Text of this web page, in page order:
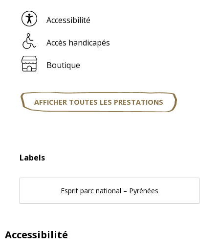
Accessibilité
Accès handicapés
Boutique
AFFICHER TOUTES LES PRESTATIONS
Labels
Labels
Esprit parc national – Pyrénées
Accessibilité